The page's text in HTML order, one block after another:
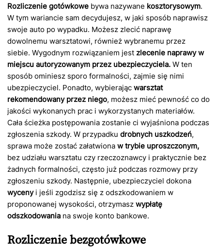
Rozliczenie gotówkowe bywa nazywane kosztorysowym.
W tym wariancie sam decydujesz, w jaki sposób naprawisz
swoje auto po wypadku. Możesz zlecić naprawę
dowolnemu warsztatowi, również wybranemu przez
siebie. Wygodnym rozwiązaniem jest zlecenie naprawy w
miejscu autoryzowanym przez ubezpieczyciela. W ten
sposób ominiesz sporo formalności, zajmie się nimi
ubezpieczyciel. Ponadto, wybierając warsztat
rekomendowany przez niego, możesz mieć pewność co do
jakości wykonanych prac i wykorzystanych materiałów.
Cała ścieżka postępowania zostanie ci wyjaśniona podczas
zgłoszenia szkody. W przypadku drobnych uszkodzeń,
sprawa może zostać załatwiona w trybie uproszczonym,
bez udziału warsztatu czy rzeczoznawcy i praktycznie bez
żadnych formalności, często już podczas rozmowy przy
zgłoszeniu szkody. Następnie, ubezpieczyciel dokona
wycenyi jeśli zgodzisz się z odszkodowaniem w
proponowanej wysokości, otrzymasz wypłatę
odszkodowania na swoje konto bankowe.
Rozliczenie bezgotówkowe